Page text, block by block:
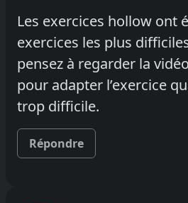
Les exercices hollow ont
exercices les plus
pensez à regarder la
pour adapter l’exercice
trop difficile.
Répondre